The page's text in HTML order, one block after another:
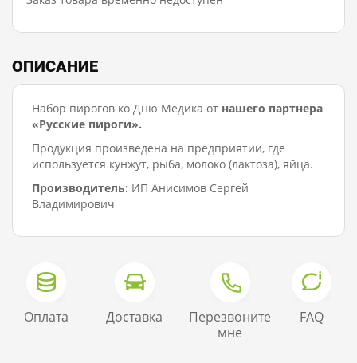
ОПИСАНИЕ
Набор пирогов ко Дню Медика от нашего партнера
«Русские пироги».
Продукция произведена на предприятии, где
используется кунжут, рыба, молоко (лактоза), яйца.
Производитель: ИП Анисимов Сергей
Владимирович
Оплата Доставка
Перезвоните
мне
FAQ